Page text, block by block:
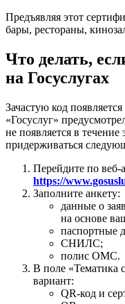
Предъявляя этот
бары, рестораны,
Что делать,
на Госуслугах
Зачастую код
«Госуслуг»
не появляется в
придерживаться
Перейдите по веб-
https://
Заполните анкету:
данные о
на основе
паспортные
СНИЛС;
полис ОМС.
В поле «Тематика
вариант:
QR-код и